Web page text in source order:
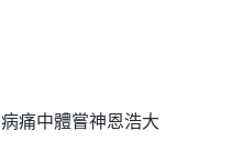
病痛中體嘗神恩浩大